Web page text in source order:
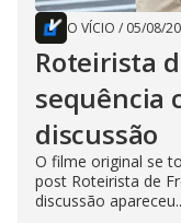
O VÍCIO / 05/08/
Roteirista
sequência
discussão
O filme original se
post Roteirista de
discussão